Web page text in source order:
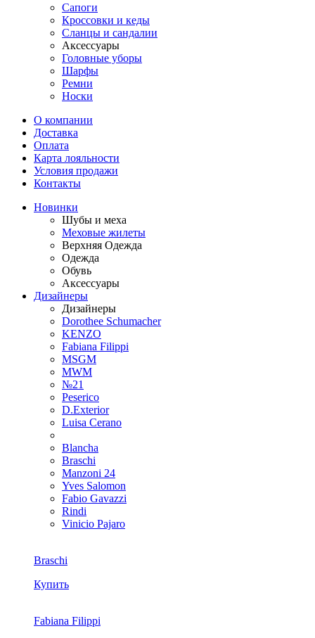
Сапоги
Кроссовки и кеды
Сланцы и сандалии
Аксессуары
Головные уборы
Шарфы
Ремни
Носки
О компании
Доставка
Оплата
Карта лояльности
Условия продажи
Контакты
Новинки
Шубы и меха
Меховые жилеты
Верхняя Одежда
Одежда
Обувь
Аксессуары
Дизайнеры
Дизайнеры
Dorothee Schumacher
KENZO
Fabiana Filippi
MSGM
MWM
№21
Peserico
D.Exterior
Luisa Cerano
Blancha
Braschi
Manzoni 24
Yves Salomon
Fabio Gavazzi
Rindi
Vinicio Pajaro
Braschi
Купить
Fabiana Filippi